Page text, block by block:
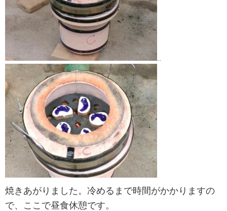
..
焼きあがりました。冷めるまで時間がかかりますの
で、ここで昼食休憩です。